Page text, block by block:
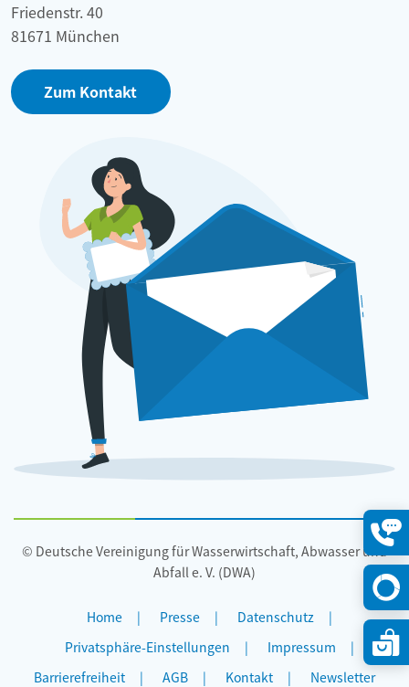
Friedenstr. 40
81671 München
Zum Kontakt
© Deutsche Vereinigung für Wasserwirtschaft, Abwasser und
Abfall e. V. (DWA)
Home Presse
Datenschutz
Privatsphäre-Einstellungen
Impressum
Barrierefreiheit
AGB Kontakt Newsletter